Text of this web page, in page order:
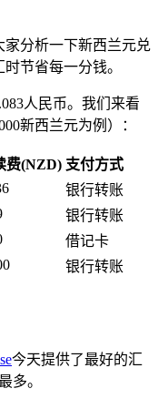
分析一下新西兰元兑
节省每一分钱。
人民币。我们来看
新西兰元为例）：
费(NZD) 支付方式
银行转账
银行转账
借记卡
银行转账
今天提供了最好的汇
多。